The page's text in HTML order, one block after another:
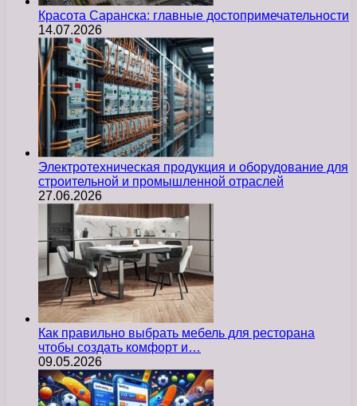
Красота Саранска: главные достопримечательности
14.07.2026
Электротехническая продукция и оборудование для
строительной и промышленной отраслей
27.06.2026
Как правильно выбрать мебель для ресторана
чтобы создать комфорт и…
09.05.2026